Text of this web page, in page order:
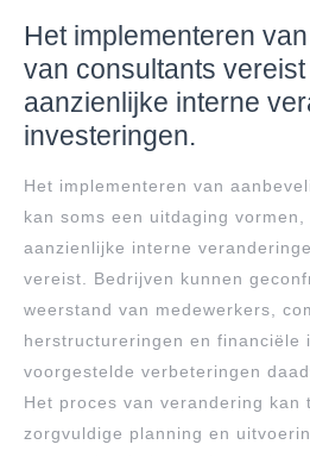
Het implementeren
van consultants
aanzienlijke interne
investeringen.
Het implementeren van
kan soms een uitdaging
aanzienlijke interne
vereist. Bedrijven kunnen
weerstand van medewerkers,
herstructureringen en financiële
voorgestelde verbeteringen
Het proces van verandering kan
zorgvuldige planning en